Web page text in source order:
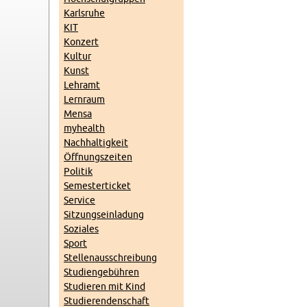
Karls­ru­he
KIT
Kon­zert
Kul­tur
Kunst
Lehr­amt
Lern­raum
Mensa
myhe­alth
Nach­hal­tig­keit
Öff­nungs­zei­ten
Po­li­tik
Se­mes­ter­ti­cket
Ser­vice
Sit­zungs­ein­la­dung
So­zia­les
Sport
Stel­len­aus­schrei­bung
Stu­di­en­ge­büh­ren
Stu­die­ren mit Kind
Stu­die­ren­den­schaft